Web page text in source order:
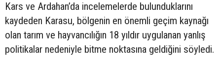
Kars ve Ardahan’da incelemelerde bulunduklarını
kaydeden Karasu, bölgenin en önemli geçim kaynağı
olan tarım ve hayvancılığın 18 yıldır uygulanan yanlış
politikalar nedeniyle bitme noktasına geldiğini söyledi.